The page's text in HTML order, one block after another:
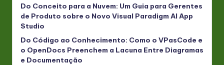
Do Conceito para a Nuvem: Um Guia para Gerentes
de Produto sobre o Novo Visual Paradigm AI App
Studio
Do Código ao Conhecimento: Como o VPasCode e
o OpenDocs Preenchem a Lacuna Entre Diagramas
e Documentação